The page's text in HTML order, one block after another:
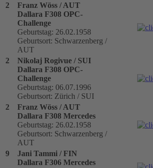
2
Franz Wöss / AUT
Dallara F308 OPC-
Challenge
Geburtstag: 26.02.1958
Geburtsort: Schwarzenberg /
AUT
2
Nikolaj Rogivue / SUI
Dallara F308 OPC-
Challenge
Geburtstag: 06.07.1996
Geburtsort: Zürich / SUI
2
Franz Wöss / AUT
Dallara F308 Mercedes
Geburtstag: 26.02.1958
Geburtsort: Schwarzenberg /
AUT
9
Jani Tammi / FIN
Dallara F306 Mercedes